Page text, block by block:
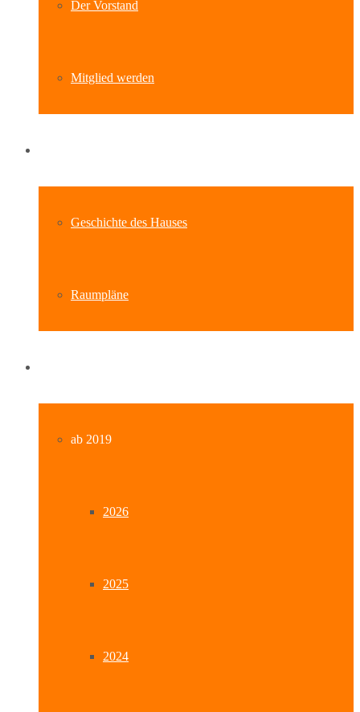
Der Vorstand
Mitglied werden
Geschichte des Hauses
Raumpläne
ab 2019
2026
2025
2024